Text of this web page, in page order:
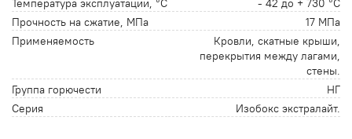
Прочность на сжатие, МПа
17 МПа
Применяемость
Кровли, скатные крыши,
перекрытия между лагами,
стены.
Группа горючести
НГ
Серия
Изобокс экстралайт.